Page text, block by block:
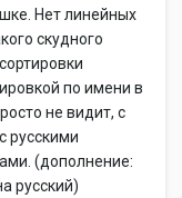
Нет линейных
скудного
по имени в
не видит, с
русскими
(дополнение:
русский)